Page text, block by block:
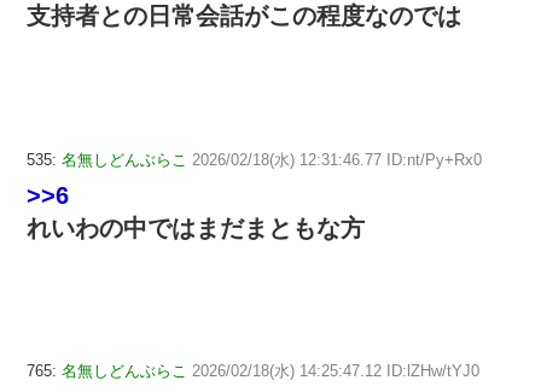
支持者との日常会話がこの程度なのでは
535: 名無しどんぶらこ 2026/02/18(水) 12:31:46.77 ID:nt/Py+Rx0
>>6
れいわの中ではまだまともな方
765: 名無しどんぶらこ 2026/02/18(水) 14:25:47.12 ID:lZHw/tYJ0